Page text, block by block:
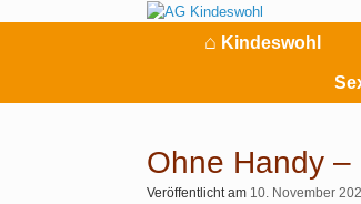
⌂ Kindeswohl
Ohne Handy
Veröffentlicht am 10. November